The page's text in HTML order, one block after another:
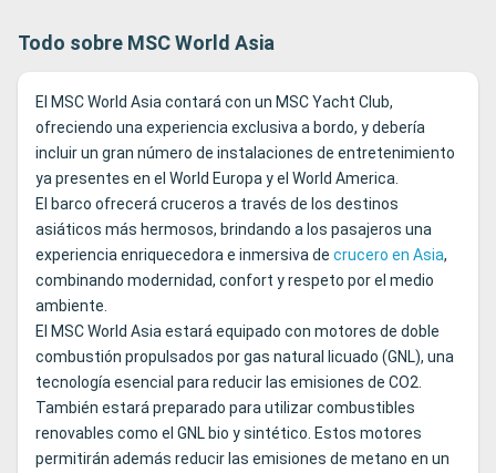
Todo sobre MSC World Asia
El MSC World Asia contará con un MSC Yacht Club,
ofreciendo una experiencia exclusiva a bordo, y debería
incluir un gran número de instalaciones de entretenimiento
ya presentes en el World Europa y el World America.
El barco ofrecerá cruceros a través de los destinos
asiáticos más hermosos, brindando a los pasajeros una
experiencia enriquecedora e inmersiva de crucero en Asia,
combinando modernidad, confort y respeto por el medio
ambiente.
El MSC World Asia estará equipado con motores de doble
combustión propulsados por gas natural licuado (GNL), una
tecnología esencial para reducir las emisiones de CO2.
También estará preparado para utilizar combustibles
renovables como el GNL bio y sintético. Estos motores
permitirán además reducir las emisiones de metano en un